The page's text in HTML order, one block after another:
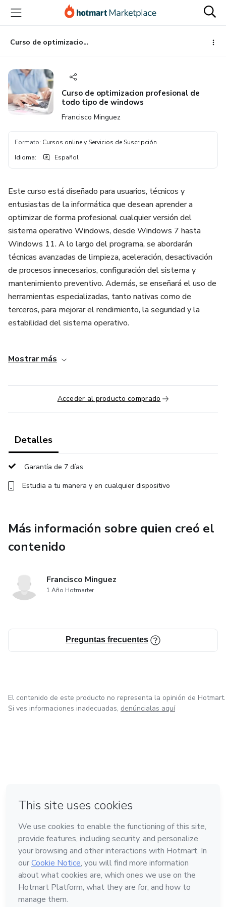
principal
página
de
página
Curso de optimizacion profesional de todo tipo de windows
Curso de optimizacion profesional de
todo tipo de windows
Francisco Minguez
Formato: Cursos online y Servicios de Suscripción
Idioma: Español
Este curso está diseñado para usuarios, técnicos y
entusiastas de la informática que desean aprender a
optimizar de forma profesional cualquier versión del
sistema operativo Windows, desde Windows 7 hasta
Windows 11. A lo largo del programa, se abordarán
técnicas avanzadas de limpieza, aceleración, desactivación
de procesos innecesarios, configuración del sistema y
mantenimiento preventivo. Además, se enseñará el uso de
herramientas especializadas, tanto nativas como de
terceros, para mejorar el rendimiento, la seguridad y la
estabilidad del sistema operativo.
Optimización del arranque y cierre del sistema
Gestión avanzada de servicios y procesos
Técnicas de desfragmentación y limpieza de disco
Seguridad y eliminación de software no deseado
Automatización de tareas de mantenimiento
Mejores prácticas para mantener el sistema ágil y estable
Mostrar más
Acceder al producto comprado
Detalles
Garantía de 7 días
Estudia a tu manera y en cualquier dispositivo
Más información sobre quien creó el
contenido
Francisco Minguez
1 Año Hotmarter
Preguntas frecuentes
El contenido de este producto no representa la opinión de Hotmart.
Si ves informaciones inadecuadas, denúncialas aquí
Hecho con❤ en Belo Horizonte
Conoce Hotmart
Idioma
Español